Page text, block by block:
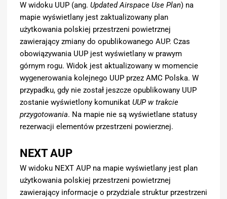
W widoku UUP (ang. Updated Airspace Use Plan) na
mapie wyświetlany jest zaktualizowany plan
użytkowania polskiej przestrzeni powietrznej
zawierający zmiany do opublikowanego AUP. Czas
obowiązywania UUP jest wyświetlany w prawym
górnym rogu. Widok jest aktualizowany w momencie
wygenerowania kolejnego UUP przez AMC Polska. W
przypadku, gdy nie został jeszcze opublikowany UUP
zostanie wyświetlony komunikat UUP w trakcie
przygotowania. Na mapie nie są wyświetlane statusy
rezerwacji elementów przestrzeni powierznej.
NEXT AUP
W widoku NEXT AUP na mapie wyświetlany jest plan
użytkowania polskiej przestrzeni powietrznej
zawierający informacje o przydziale struktur przestrzeni